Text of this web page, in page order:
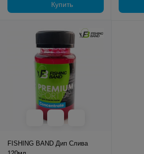
Купить
FISHING BAND Дип Слива